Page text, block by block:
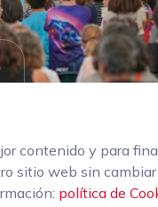
contenido y para
sitio web sin
política de